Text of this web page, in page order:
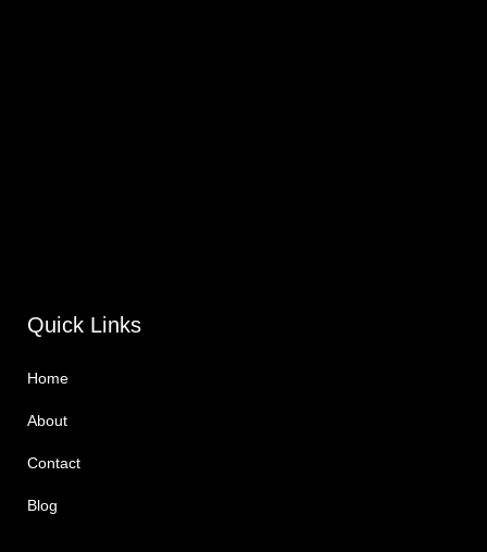
Quick Links
Home
About
Contact
Blog